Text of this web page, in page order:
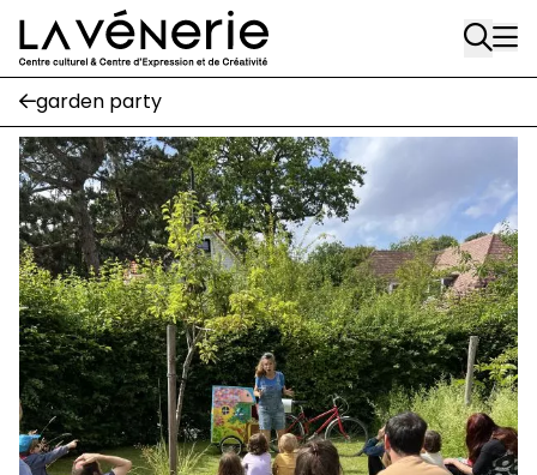
Aller au contenu principal
Écuries
Place Gilson, 3
1170 Watermael-Boitsfort
02 663 85 50
suivez-nous
Journal Vénerie- version papier
Newsletter
AA
garden party